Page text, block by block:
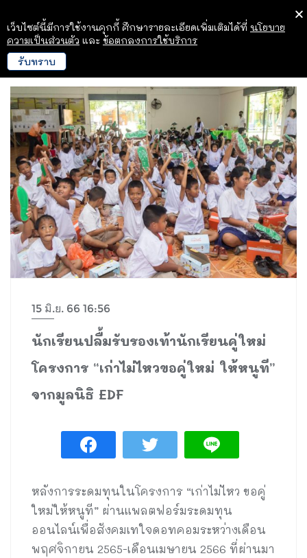
15 มิ.ย. 66 16:56
นักเรียนปลื้มรับรองเท้านักเรียนคู่ใหม่
โครงการ “เก่าไม่ไหวขอคู่ใหม่ ให้หนูที”
จากมูลนิธิ EDF
หลังการระดมทุนในโครงการ “เก่าไม่ไหว ขอคู่
ใหม่ให้หนูที” ผ่านแพลตฟอร์มระดมทุน
ออนไลน์เพื่อสังคมเทใจดอทคอมระหว่างเดือน
พฤศจิกายน 2565-เดือนเมษายน 2566 ที่ผ่านมา
เว็บไซต์นี้มีการใช้งานคุกกี้ ศึกษารายละเอียดเพิ่มเติมได้ที่ นโยบาย
ความเป็นส่วนตัว และ ข้อตกลงการใช้บริการ
รับทราบ